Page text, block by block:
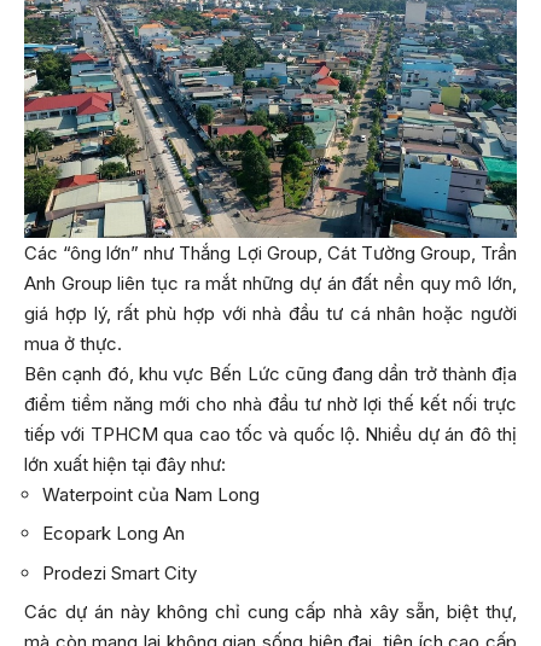
Các “ông lớn” như Thắng Lợi Group, Cát Tường Group, Trần
Anh Group liên tục ra mắt những dự án đất nền quy mô lớn,
giá hợp lý, rất phù hợp với nhà đầu tư cá nhân hoặc người
mua ở thực.
Bên cạnh đó, khu vực Bến Lức cũng đang dần trở thành địa
điểm tiềm năng mới cho nhà đầu tư nhờ lợi thế kết nối trực
tiếp với TPHCM qua cao tốc và quốc lộ. Nhiều dự án đô thị
lớn xuất hiện tại đây như:
Waterpoint của Nam Long
Ecopark Long An
Prodezi Smart City
Các dự án này không chỉ cung cấp nhà xây sẵn, biệt thự,